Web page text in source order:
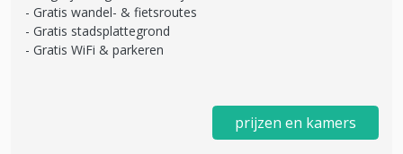
Gratis wandel- & fietsroutes
Gratis stadsplattegrond
Gratis WiFi & parkeren
prijzen en kamers